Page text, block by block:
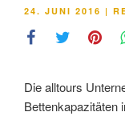
VERÖFFENTLICHT
24. JUNI 2016 |
Die alltours
Bettenkapazitäten